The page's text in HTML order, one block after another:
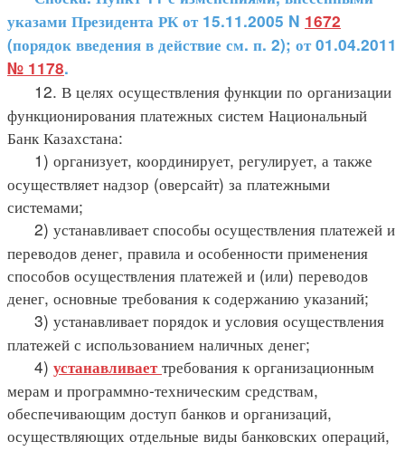
указами Президента РК от 15.11.2005 N 1672
(порядок введения в действие см. п. 2); от 01.04.2011
№ 1178.
12. В целях осуществления функции по организации
функционирования платежных систем Национальный
Банк Казахстана:
1) организует, координирует, регулирует, а также
осуществляет надзор (оверсайт) за платежными
системами;
2) устанавливает способы осуществления платежей и
переводов денег, правила и особенности применения
способов осуществления платежей и (или) переводов
денег, основные требования к содержанию указаний;
3) устанавливает порядок и условия осуществления
платежей с использованием наличных денег;
4) устанавливаеттребования к организационным
мерам и программно-техническим средствам,
обеспечивающим доступ банков и организаций,
осуществляющих отдельные виды банковских операций,